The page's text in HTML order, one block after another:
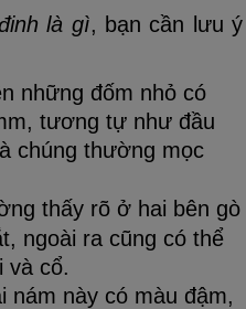
là gì, bạn cần lưu ý
những đốm nhỏ có
tương tự như đầu
chúng thường mọc
thấy rõ ở hai bên gò
ngoài ra cũng có thể
và cổ.
nám này có màu đậm,